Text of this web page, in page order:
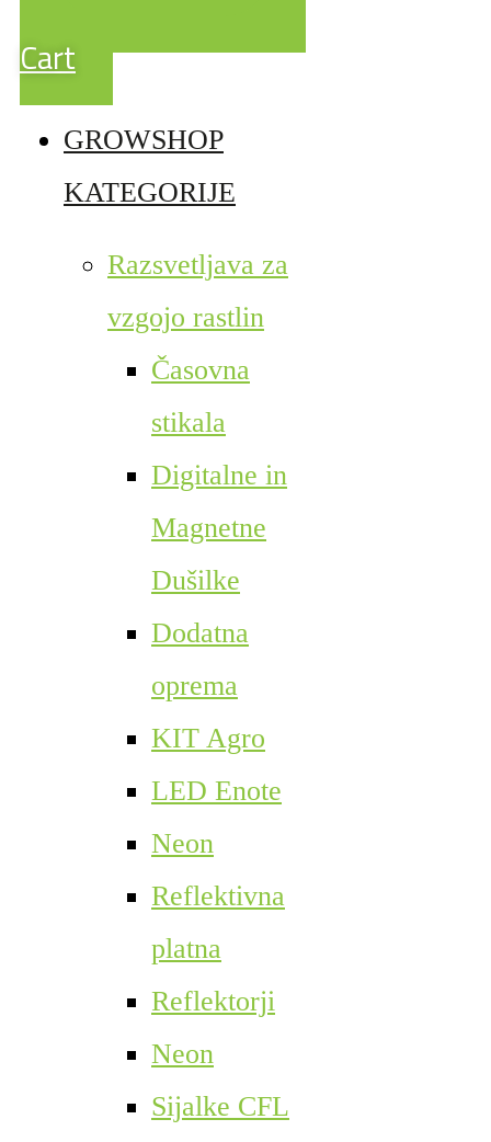
Cart
GROWSHOP
KATEGORIJE
Razsvetljava za
vzgojo rastlin
Časovna
stikala
Digitalne in
Magnetne
Dušilke
Dodatna
oprema
KIT Agro
LED Enote
Neon
Reflektivna
platna
Reflektorji
Neon
Sijalke CFL